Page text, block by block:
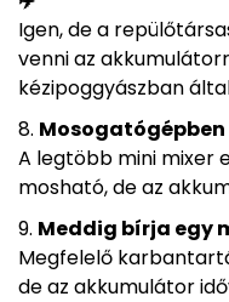
Igen, de a
venni az
kézipoggyászban
A legtöbb mini mixer
mosható, de az
Meddig bírja egy
Megfelelő
de az akkumulátor